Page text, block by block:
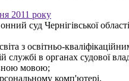
2011 року
суд Чернігівської
з освітньо-
службі в органах судової
мовою;
комп'ютері.